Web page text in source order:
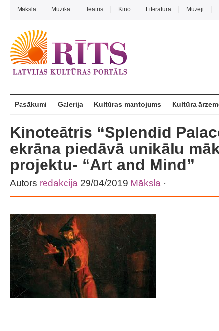
Māksla Mūzika Teātris Kino Literatūra Muzeji
Pasākumi Galerija Kultūras mantojums Kultūra
Kinoteātris “Splendid
ekrāna piedāvā unikālu
projektu- “Art and Mind”
Autors redakcija 29/04/2019 Māksla ·